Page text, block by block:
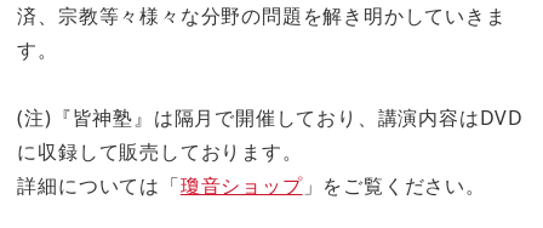
済、宗教等々様々な分野の問題を解き明かしていきま
す。
(注)『皆神塾』は隔月で開催しており、講演内容はDVD
に収録して販売しております。
詳細については「瓊音ショップ」をご覧ください。